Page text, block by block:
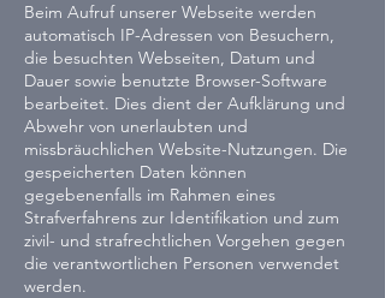
Beim Aufruf unserer Webseite werden
automatisch IP-Adressen von Besuchern,
die besuchten Webseiten, Datum und
Dauer sowie benutzte Browser-Software
bearbeitet. Dies dient der Aufklärung und
Abwehr von unerlaubten und
missbräuchlichen Website-Nutzungen. Die
gespeicherten Daten können
gegebenenfalls im Rahmen eines
Strafverfahrens zur Identifikation und zum
zivil- und strafrechtlichen Vorgehen gegen
die verantwortlichen Personen verwendet
werden.